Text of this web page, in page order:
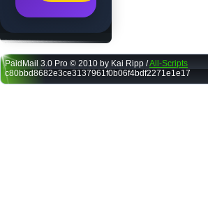
PaidMail 3.0 Pro © 2010 by Kai Ripp /All-Scripts
c80bbd8682e3ce3137961f0b06f4bdf2271e1e17